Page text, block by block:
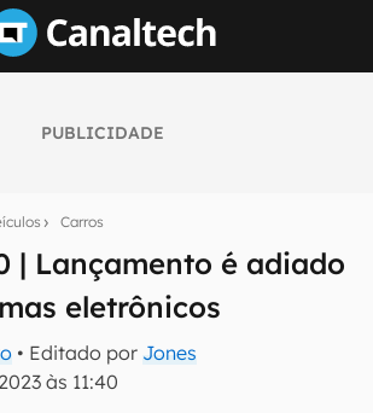
PUBLICIDADE
Carros
| Lançamento é adiado
eletrônicos
• Editado por Jones
às 11:40
sobre tecnologia em primeira